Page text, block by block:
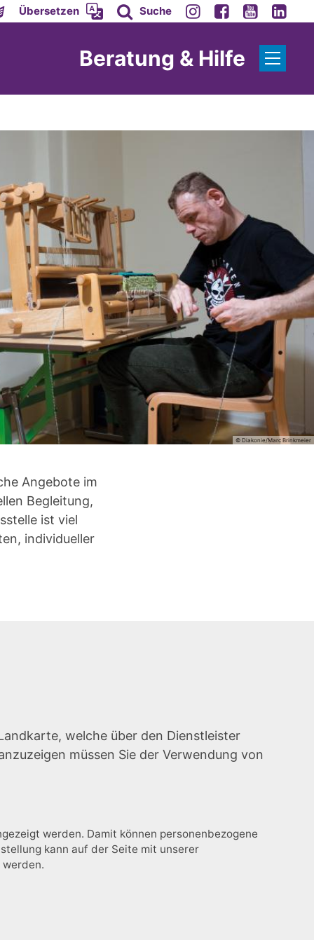
Übersetzen Suche
Beratung & Hilfe
© Diakonie/Marc Brinkmeier
Angebote im
Begleitung,
ist viel
individueller
welche über den Dienstleister
müssen Sie der Verwendung von
werden. Damit können personenbezogene
kann auf der Seite mit unserer